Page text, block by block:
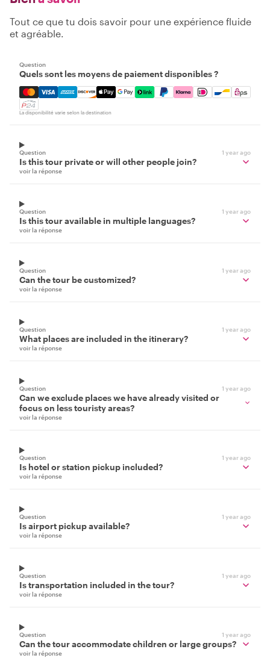
Tout ce que tu dois savoir pour une expérience fluide
et agréable.
Question
Quels sont les moyens de paiement disponibles ?
Mastercard, Visa, Amex, Discover, Apple Pay, Google
La disponibilité varie selon la destination
Question 1 year ago
Is this tour private or will other people join?
voir la réponse
Question 1 year ago
Is this tour available in multiple languages?
voir la réponse
Question 1 year ago
Can the tour be customized?
voir la réponse
Question 1 year ago
What places are included in the itinerary?
voir la réponse
Question 1 year ago
Can we exclude places we have already visited or
focus on less touristy areas?
voir la réponse
Question 1 year ago
Is hotel or station pickup included?
voir la réponse
Question 1 year ago
Is airport pickup available?
voir la réponse
Question 1 year ago
Is transportation included in the tour?
voir la réponse
Question 1 year ago
Can the tour accommodate children or large groups?
voir la réponse